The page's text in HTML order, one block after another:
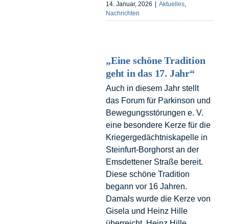
14. Januar, 2026 Aktuelles,
Nachrichten
„Eine schöne Tradition
geht in das 17. Jahr“
Auch in diesem Jahr stellt
das Forum für Parkinson und
Bewegungsstörungen e. V.
eine besondere Kerze für die
Kriegergedächtniskapelle in
Steinfurt-Borghorst an der
Emsdettener Straße bereit.
Diese schöne Tradition
begann vor 16 Jahren.
Damals wurde die Kerze von
Gisela und Heinz Hille